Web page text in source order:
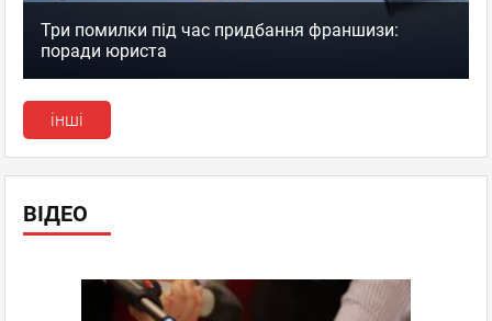
Три помилки під час придбання франшизи:
поради юриста
інші
ВІДЕО